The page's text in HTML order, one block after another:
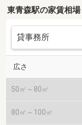
東青森駅の家賃相場
広さ
50㎡～80㎡
80㎡～100㎡